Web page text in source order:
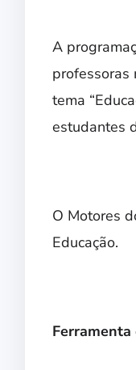
A
professoras
tema
estudantes
O Motores
Educação.
Ferramenta